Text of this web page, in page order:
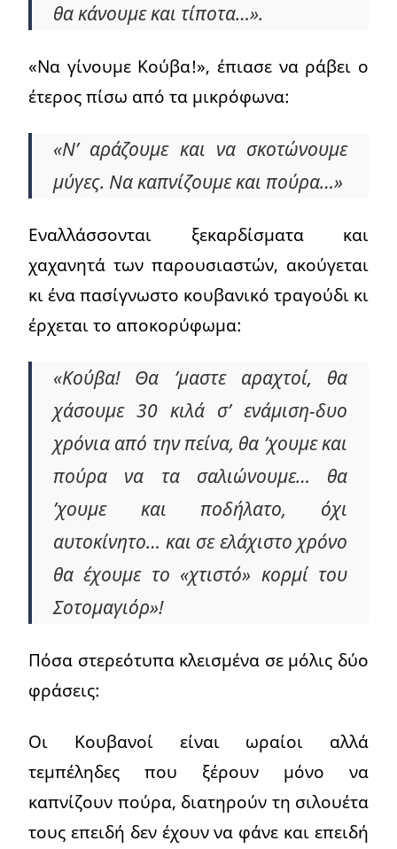
θα κάνουμε και τίποτα…».
«Να γίνουμε Κούβα!», έπιασε να ράβει ο
έτερος πίσω από τα μικρόφωνα:
«Ν’ αράζουμε και να σκοτώνουμε
μύγες. Να καπνίζουμε και πούρα…»
Εναλλάσσονται ξεκαρδίσματα και
χαχανητά των παρουσιαστών, ακούγεται
κι ένα πασίγνωστο κουβανικό τραγούδι κι
έρχεται το αποκορύφωμα:
«Κούβα! Θα ’μαστε αραχτοί, θα
χάσουμε 30 κιλά σ’ ενάμιση-δυο
χρόνια από την πείνα, θα ’χουμε και
πούρα να τα σαλιώνουμε… θα
’χουμε και ποδήλατο, όχι
αυτοκίνητο… και σε ελάχιστο χρόνο
θα έχουμε το «χτιστό» κορμί του
Σοτομαγιόρ»!
Πόσα στερεότυπα κλεισμένα σε μόλις δύο
φράσεις:
Οι Κουβανοί είναι ωραίοι αλλά
τεμπέληδες που ξέρουν μόνο να
καπνίζουν πούρα, διατηρούν τη σιλουέτα
τους επειδή δεν έχουν να φάνε και επειδή